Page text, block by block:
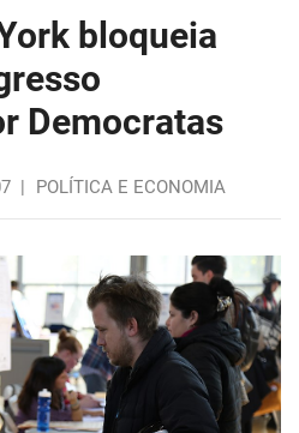
bloqueia
Democratas
| POLÍTICA E ECONOMIA